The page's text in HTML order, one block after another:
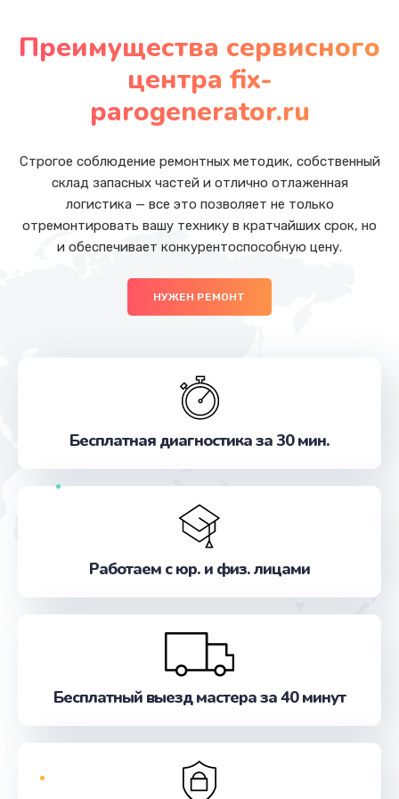
Заказать
Ремонт SIM-карты
Заказать
Замена разъема наушников
от 550 руб.
Заказать
Замена кнопки громкости
Ремонт кнопки громкости
от 550 руб.
Заказать
от 1100 руб.
Заказать
Ремонт антенны
Заказать
Ремонт задней крышки
Ремонт камеры
Преимущества сервисного
центра fix-
parogenerator.ru
Строгое соблюдение ремонтных методик, собственный
склад запасных частей и отлично отлаженная
логистика — все это позволяет не только
отремонтировать вашу технику в кратчайших срок, но
и обеспечивает конкурентоспособную цену.
НУЖЕН РЕМОНТ
Бесплатная диагностика за 30 мин.
Работаем с юр. и физ. лицами
Бесплатный выезд мастера за 40 минут